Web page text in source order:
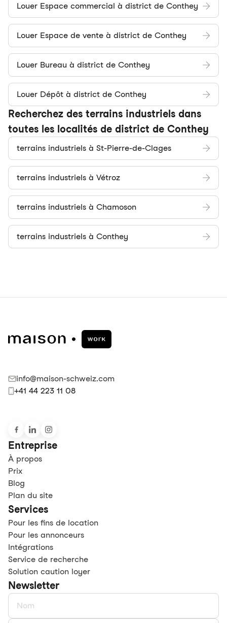
Louer Espace commercial à district de Conthey
Louer Espace de vente à district de Conthey
Louer Bureau à district de Conthey
Louer Dépôt à district de Conthey
Recherchez des terrains industriels dans
toutes les localités de district de Conthey
terrains industriels à St-Pierre-de-Clages
terrains industriels à Vétroz
terrains industriels à Chamoson
terrains industriels à Conthey
info@maison-schweiz.com
+41 44 223 11 08
Entreprise
À propos
Prix
Blog
Plan du site
Services
Pour les fins de location
Pour les annonceurs
Intégrations
Service de recherche
Solution caution loyer
Newsletter